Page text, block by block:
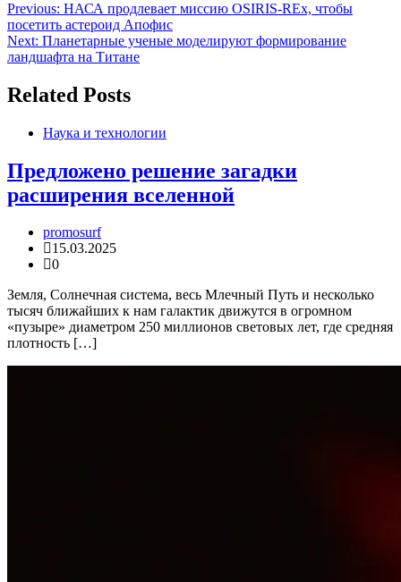
Навигация
по
записям
Previous: НАСА продлевает миссию OSIRIS-REx, чтобы
посетить астероид Апофис
Next: Планетарные ученые моделируют формирование
ландшафта на Титане
Related Posts
Наука и технологии
Предложено решение загадки
расширения вселенной
promosurf
15.03.2025
0
Земля, Солнечная система, весь Млечный Путь и несколько
тысяч ближайших к нам галактик движутся в огромном
«пузыре» диаметром 250 миллионов световых лет, где средняя
плотность […]